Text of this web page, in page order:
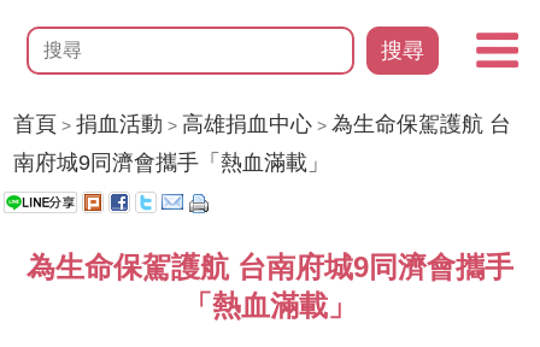
搜尋
首頁 >捐血活動 > 高雄捐血中心 >為生命保駕護航 台
南府城9同濟會攜手「熱血滿載」
為生命保駕護航 台南府城9同濟會攜手
「熱血滿載」